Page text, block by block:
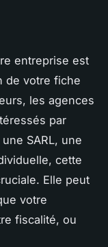
entreprise est
de votre fiche
les agences
par
SARL, une
cette
Elle peut
votre
fiscalité, ou